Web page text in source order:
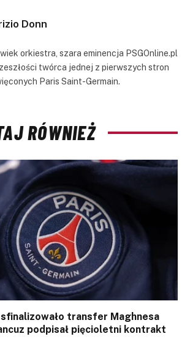
Donn
orkiestra, szara eminencja PSGOnline.pl
twórca jednej z pierwszych stron
Paris Saint-Germain.
RÓWNIEŻ
transfer Maghnesa
podpisał pięcioletni kontrakt